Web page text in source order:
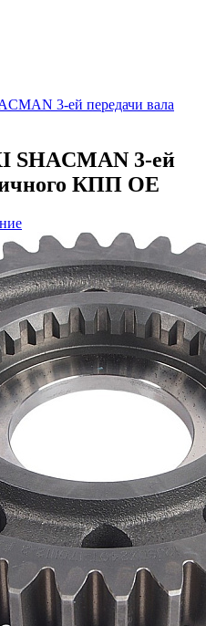
3-ей передачи вала
SHACMAN 3-ей
КПП OE